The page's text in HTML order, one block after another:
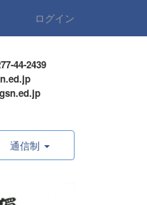
ログイン
44-2439
通信制